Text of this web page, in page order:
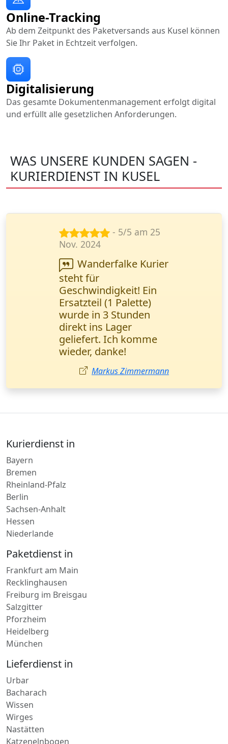
Online-Tracking
Ab dem Zeitpunkt des Paketversands aus Kusel können
Sie Ihr Paket in Echtzeit verfolgen.
Digitalisierung
Das gesamte Dokumentenmanagement erfolgt digital
und erfüllt alle gesetzlichen Anforderungen.
WAS UNSERE KUNDEN SAGEN -
KURIERDIENST IN KUSEL
- 5/5 am 28
Mai 2024
Die Lieferung von
Ersatzteilen verlief
perfekt! Wanderfalke
Kurier hat die Fracht in
4 Stunden geliefert,
alles intakt. Der
Manager war sehr
höflich.
Julia Koch
Kurierdienst in
Bayern
Bremen
Rheinland-Pfalz
Berlin
Sachsen-Anhalt
Hessen
Niederlande
Paketdienst in
Frankfurt am Main
Recklinghausen
Freiburg im Breisgau
Salzgitter
Pforzheim
Heidelberg
München
Lieferdienst in
Urbar
Bacharach
Wissen
Wirges
Nastätten
Katzenelnbogen